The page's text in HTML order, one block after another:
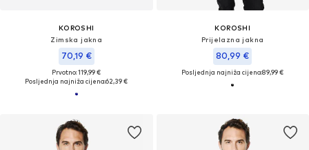
KOROSHI
Zimska jakna
70,19 €
Prvotno: 119,99 €
Posljednja najniža cijena:62,39 €
KOROSHI
Prijelazna jakna
80,99 €
Posljednja najniža cijena:89,99 €